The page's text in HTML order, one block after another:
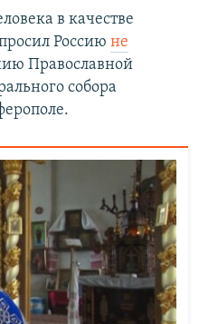
в качестве
Россию не
Православной
собора